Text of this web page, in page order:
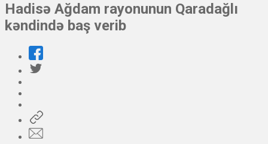
Hadisə Ağdam rayonunun Qaradağlı
kəndində baş verib